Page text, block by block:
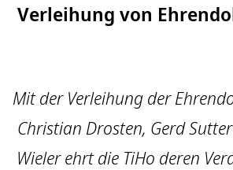
Verleihung von
Mit der Verleihung der
Christian Drosten, Gerd
Wieler ehrt die TiHo deren